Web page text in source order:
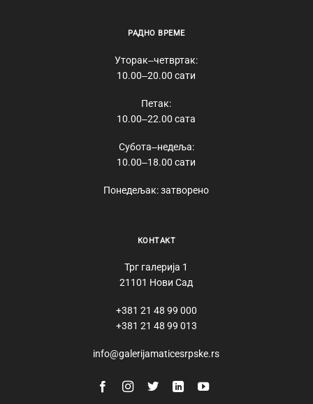
РАДНО ВРЕМЕ
Уторак‒четвртак:
10.00‒20.00 сати
Петак:
10.00‒22.00 сата
Субота‒недеља:
10.00‒18.00 сати
Понедељак: затворено
КОНТАКТ
Трг галерија 1
21101 Нови Сад
+381 21 48 99 000
+381 21 48 99 013
info@galerijamaticesrpske.rs